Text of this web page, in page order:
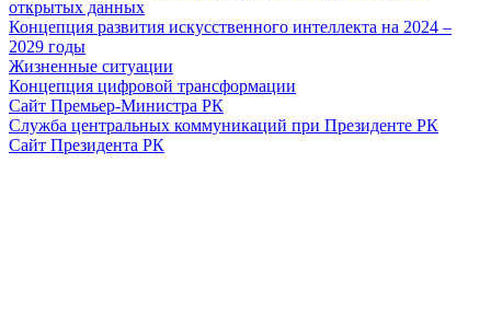
открытых данных
Концепция развития искусственного интеллекта на 2024 –
2029 годы
Жизненные ситуации
Концепция цифровой трансформации
Сайт Премьер-Министра РК
Служба центральных коммуникаций при Президенте РК
Сайт Президента РК